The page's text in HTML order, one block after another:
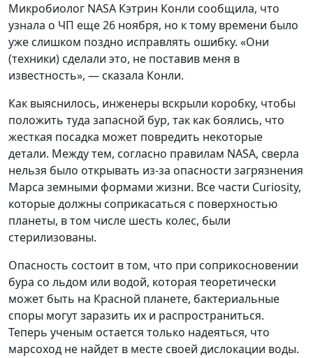
Микробиолог NASA Кэтрин Конли сообщила, что
узнала о ЧП еще 26 ноября, но к тому времени было
уже слишком поздно исправлять ошибку. «Они
(техники) сделали это, не поставив меня в
известность», — сказала Конли.
Как выяснилось, инженеры вскрыли коробку, чтобы
положить туда запасной бур, так как боялись, что
жесткая посадка может повредить некоторые
детали. Между тем, согласно правилам NASA, сверла
нельзя было открывать из-за опасности загрязнения
Марса земными формами жизни. Все части Curiosity,
которые должны соприкасаться с поверхностью
планеты, в том числе шесть колес, были
стерилизованы.
Опасность состоит в том, что при соприкосновении
бура со льдом или водой, которая теоретически
может быть на Красной планете, бактериальные
споры могут заразить их и распространиться.
Теперь ученым остается только надеяться, что
марсоход не найдет в месте своей дислокации воды.